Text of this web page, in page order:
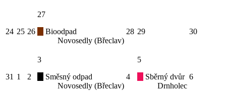
24 25 26
27
Bioodpad
Novosedly (Břeclav)
28 29 30
31 1 2
3
Směsný odpad
Novosedly (Břeclav)
4
5
Sběrný dvůr
Drnholec
6